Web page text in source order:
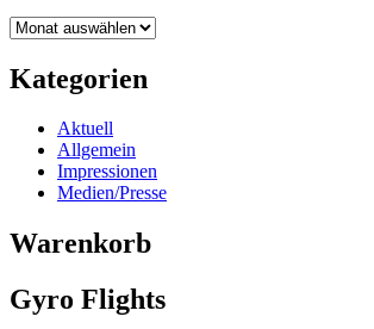
Kategorien
Aktuell
Allgemein
Impressionen
Medien/Presse
Warenkorb
Gyro Flights